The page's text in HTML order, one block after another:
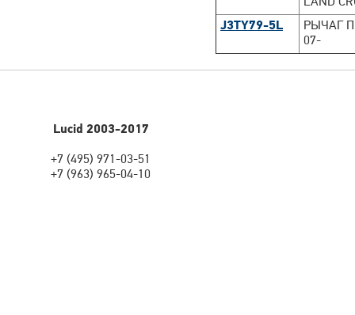
J3TY79-5L
РЫЧАГ
07-
Lucid 2003-2017
+7 (495) 971-03-51
+7 (963) 965-04-10